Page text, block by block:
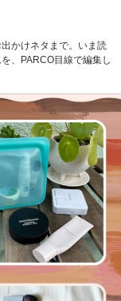
かけネタまで。いま読
、PARCO目線で編集し